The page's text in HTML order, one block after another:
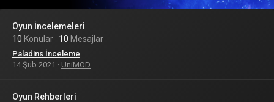
Oyun İncelemeleri
10 Konular 10 Mesajlar
Paladins İnceleme
14 Şub 2021
UniMOD
Oyun Rehberleri